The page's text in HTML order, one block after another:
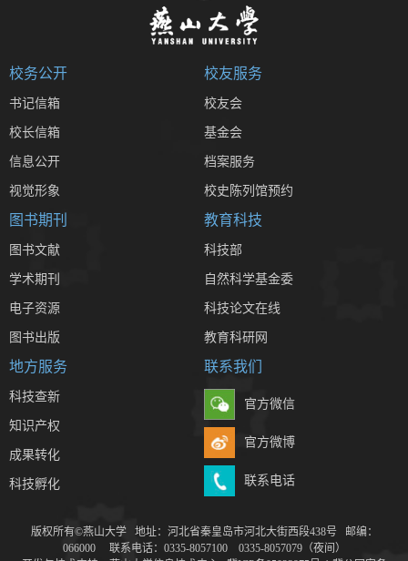
校务公开
书记信箱
校长信箱
信息公开
视觉形象
校友服务
校友会
基金会
档案服务
校史陈列馆预约
图书期刊
图书文献
学术期刊
电子资源
图书出版
教育科技
科技部
自然科学基金委
科技论文在线
教育科研网
地方服务
科技查新
知识产权
成果转化
科技孵化
联系我们
官方微信
官方微博
联系电话
版权所有©燕山大学 地址：河北省秦皇岛市河北大街西段438号 邮编：
066000 联系电话：0335-8057100 0335-8057079（夜间）